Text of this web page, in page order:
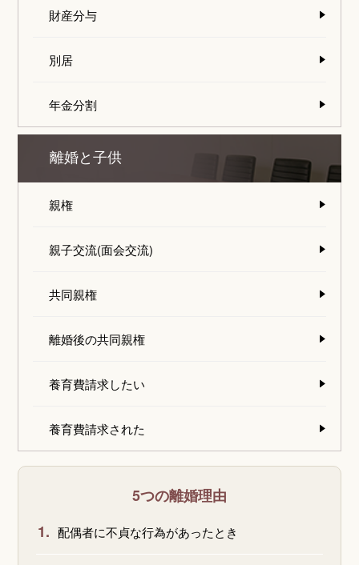
財産分与
別居
年金分割
離婚と子供
親権
親子交流(面会交流)
共同親権
離婚後の共同親権
養育費請求したい
養育費請求された
5つの離婚理由
1. 配偶者に不貞な行為があったとき